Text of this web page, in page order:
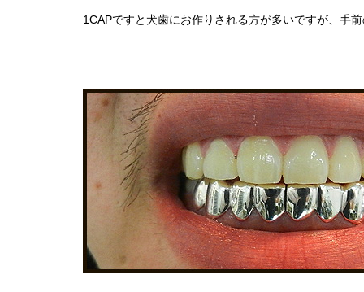
1CAPですと犬歯にお作りされる方が多いですが、手